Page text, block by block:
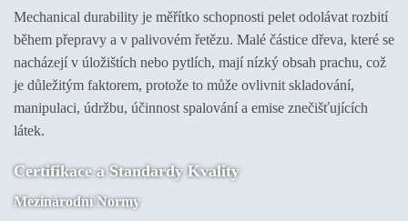
Mechanical durability je měřítko schopnosti pelet odolávat rozbití
během přepravy a v palivovém řetězu. Malé částice dřeva, které se
nacházejí v úložištích nebo pytlích, mají nízký obsah prachu, což
je důležitým faktorem, protože to může ovlivnit skladování,
manipulaci, údržbu, účinnost spalování a emise znečišťujících
látek.
Certifikace a Standardy Kvality
Mezinárodní Normy